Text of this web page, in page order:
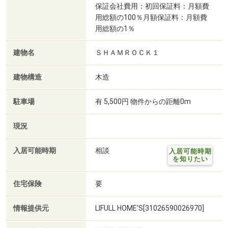
保証会社費用：初回保証料：月額費
用総額の100％月額保証料：月額費
用総額の1％
建物名 ＳＨＡＭＲＯＣＫ１
建物構造 木造
駐車場 有 5,500円 物件からの距離0m
現況
入居可能時期 相談
入居可能時期
を知りたい
住宅保険 要
情報提供元 LIFULL HOME'S[31026590026970]